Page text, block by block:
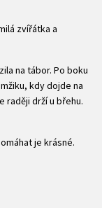
zvířátka a
na tábor. Po boku
kdy dojde na
raději drží u břehu.
je krásné.